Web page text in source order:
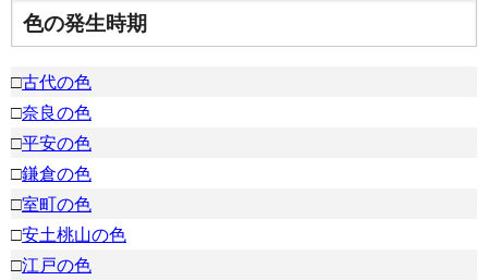
色の発生時期
□古代の色
□奈良の色
□平安の色
□鎌倉の色
□室町の色
□安土桃山の色
□江戸の色